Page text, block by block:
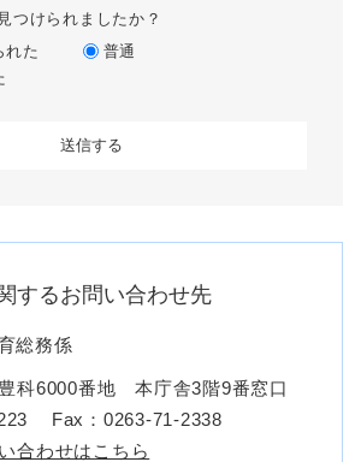
つけられましたか？
れた
普通
するお問い合わせ先
総務係
科6000番地 本庁舎3階9番窓口
Fax：0263-71-2338
合わせはこちら